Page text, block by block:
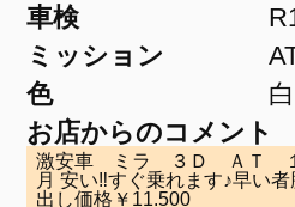
車検
ミッション
色
お店からのコメント
激安車 ミラ ３Ｄ ＡＴ １
月 安い‼すぐ乗れます♪早い
出し価格￥11.500